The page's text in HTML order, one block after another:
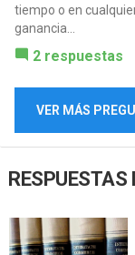
tiempo o en
ganancia...
2 respuestas
VER MÁS